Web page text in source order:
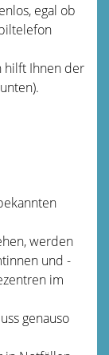
egal ob
hilft Ihnen der
werden
und -
im
genauso